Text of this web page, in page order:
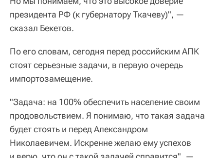
президента РФ (к губернатору Ткачеву)", —
сказал Бекетов.
По его словам, сегодня перед российским АПК
стоят серьезные задачи, в первую очередь
импортозамещение.
"Задача: на 100% обеспечить население своим
продовольствием. Я понимаю, что такая задача
будет стоять и перед Александром
Николаевичем. Искренне желаю ему успехов